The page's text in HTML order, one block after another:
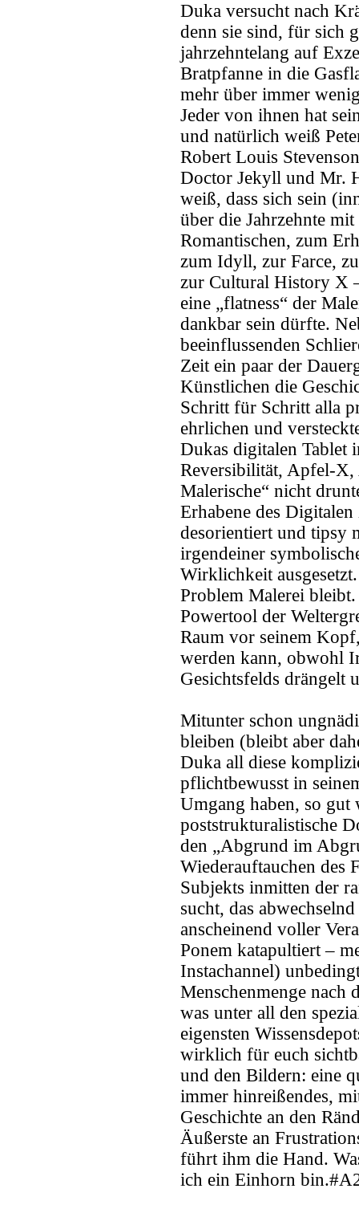
Duka versucht nach
denn sie sind, für sich
jahrzehntelang auf
Bratpfanne in die
mehr über immer
Jeder von ihnen hat
und natürlich weiß
Robert Louis
Doctor Jekyll und Mr.
weiß, dass sich sein
über die Jahrzehnte
Romantischen, zum
zum Idyll, zur Farce,
zur Cultural History X
eine „flatness“ der
dankbar sein dürfte.
beeinflussenden
Zeit ein paar der
Künstlichen die
Schritt für Schritt alla
ehrlichen und
Dukas digitalen Tablet
Reversibilität, Apfel-X,
Malerische“ nicht
Erhabene des
desorientiert und tipsy
irgendeiner
Wirklichkeit
Problem Malerei
Powertool der
Raum vor seinem
werden kann, obwohl
Gesichtsfelds drängelt
Mitunter schon
bleiben (bleibt aber
Duka all diese
pflichtbewusst in
Umgang haben, so
poststrukturalistische
den „Abgrund im
Wiederauftauchen des
Subjekts inmitten der
sucht, das
anscheinend voller
Ponem katapultiert –
Instachannel)
Menschenmenge
was unter all den
eigensten
wirklich für euch
und den Bildern: eine
immer hinreißendes,
Geschichte an den
Äußerste an
führt ihm die Hand.
ich ein Einhorn